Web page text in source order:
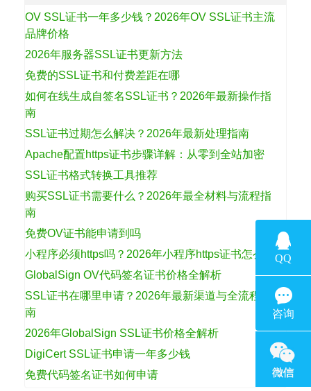
OV SSL证书一年多少钱？2026年OV SSL证书主流
品牌价格
2026年服务器SSL证书更新方法
免费的SSL证书和付费差距在哪
如何在线生成自签名SSL证书？2026年最新操作指
南
SSL证书过期怎么解决？2026年最新处理指南
Apache配置https证书步骤详解：从零到全站加密
SSL证书格式转换工具推荐
购买SSL证书需要什么？2026年最全材料与流程指
南
免费OV证书能申请到吗
小程序必须https吗？2026年小程序https证书怎么选
GlobalSign OV代码签名证书价格全解析
SSL证书在哪里申请？2026年最新渠道与全流程指
南
2026年GlobalSign SSL证书价格全解析
DigiCert SSL证书申请一年多少钱
免费代码签名证书如何申请